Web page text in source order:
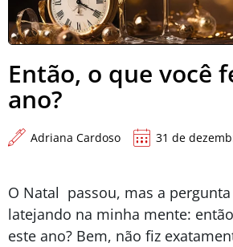
Então, o que você
ano?
Adriana Cardoso 31 de
O Natal passou, mas a
latejando na minha mente:
este ano? Bem, não fiz